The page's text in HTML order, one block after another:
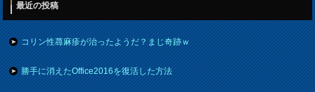
最近の投稿
コリン性蕁麻疹が治ったようだ？まじ奇跡ｗ
勝手に消えたOffice2016を復活した方法